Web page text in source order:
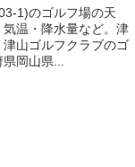
1)のゴルフ場の天
温・降水量など。津
山ゴルフクラブのゴ
岡山県...